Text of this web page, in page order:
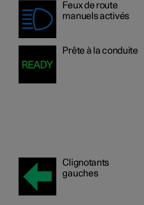
Feux de route
manuels activés
Prête à la conduite
Clignotants
gauches